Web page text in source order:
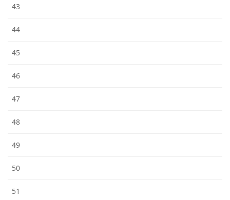
43
44
45
46
47
48
49
50
51